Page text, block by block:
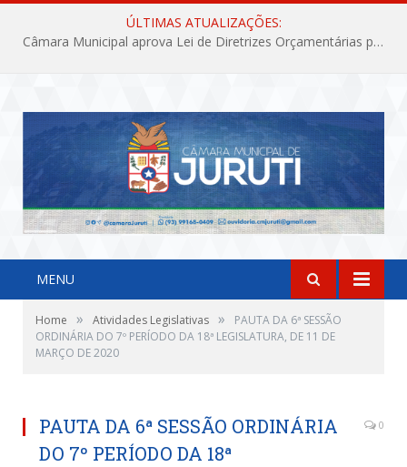
ÚLTIMAS ATUALIZAÇÕES:
Câmara Municipal aprova Lei de Diretrizes Orçamentárias para o exercício financeiro de 2027
MENU
Home » Atividades Legislativas »
PAUTA DA 6ª SESSÃO
ORDINÁRIA DO 7º PERÍODO DA 18ª LEGISLATURA, DE 11 DE
MARÇO DE 2020
PAUTA DA 6ª SESSÃO ORDINÁRIA
DO 7º PERÍODO DA 18ª
0